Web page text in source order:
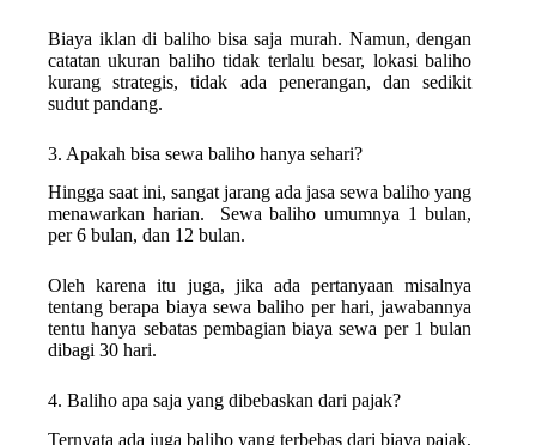
Biaya iklan di baliho bisa saja murah. Namun, dengan
catatan ukuran baliho tidak terlalu besar, lokasi baliho
kurang strategis, tidak ada penerangan, dan sedikit
sudut pandang.
3. Apakah bisa sewa baliho hanya sehari?
Hingga saat ini, sangat jarang ada jasa sewa baliho yang
menawarkan harian. Sewa baliho umumnya 1 bulan,
per 6 bulan, dan 12 bulan.
Oleh karena itu juga, jika ada pertanyaan misalnya
tentang berapa biaya sewa baliho per hari, jawabannya
tentu hanya sebatas pembagian biaya sewa per 1 bulan
dibagi 30 hari.
4. Baliho apa saja yang dibebaskan dari pajak?
Ternyata ada juga baliho yang terbebas dari biaya pajak,